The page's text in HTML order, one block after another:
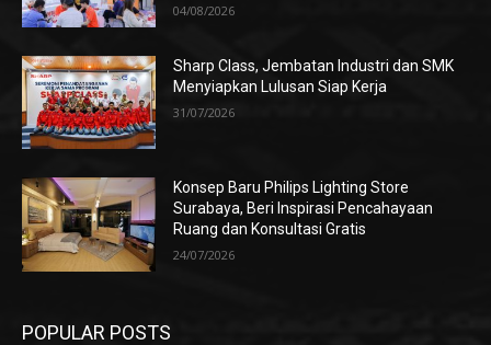
04/08/2026
Sharp Class, Jembatan Industri dan SMK
Menyiapkan Lulusan Siap Kerja
31/07/2026
Konsep Baru Philips Lighting Store
Surabaya, Beri Inspirasi Pencahayaan
Ruang dan Konsultasi Gratis
24/07/2026
POPULAR POSTS